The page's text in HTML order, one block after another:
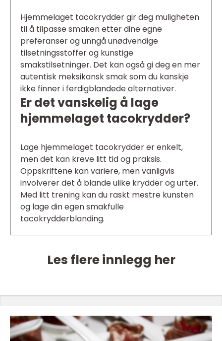
Hjemmelaget tacokrydder gir deg muligheten
til å tilpasse smaken etter dine egne
preferanser og unngå unødvendige
tilsetningsstoffer og kunstige
smakstilsetninger. Det kan også gi deg en mer
autentisk meksikansk smak som du kanskje
ikke finner i ferdigblandede alternativer.
Er det vanskelig å lage
hjemmelaget tacokrydder?
Lage hjemmelaget tacokrydder er enkelt,
men det kan kreve litt tid og praksis.
Oppskriftene kan variere, men vanligvis
involverer det å blande ulike krydder og urter.
Med litt trening kan du raskt mestre kunsten
og lage din egen smakfulle
tacokrydderblanding.
Les flere innlegg her